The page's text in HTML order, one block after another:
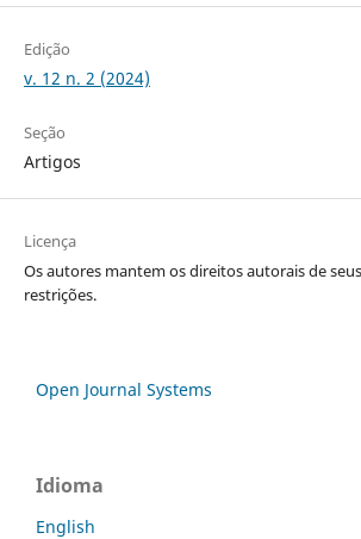
Edição
v. 12 n. 2 (2024)
Seção
Artigos
Licença
Os autores mantem os direitos autorais de
restrições.
Open Journal Systems
Idioma
English